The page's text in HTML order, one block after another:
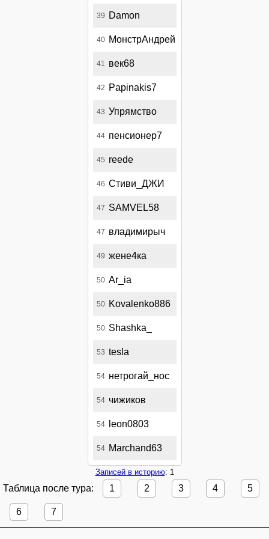
39 Damon
40 МонстрАндрей
41 век68
42 Papinakis7
43 Упрямство
44 пенсионер7
45 reede
46 Стиви_ДЖИ
47 SAMVEL58
47 владимирыч
49 жене4ка
50 Ar_ia
50 Kovalenko886
50 Shashka_
53 tesla
54 нетрогай_нос
54 чижиков
54 leon0803
54 Marchand63
Записей в историю: 1
Таблица после тура: 1 2 3 4 5
6 7